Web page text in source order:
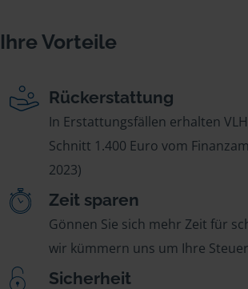
Ihre Vorteile
Rückerstattung
In Erstattungsfällen erhalten
Schnitt 1.400 Euro vom
2023)
Zeit sparen
Gönnen Sie sich mehr Zeit für
wir kümmern uns um Ihre
Sicherheit